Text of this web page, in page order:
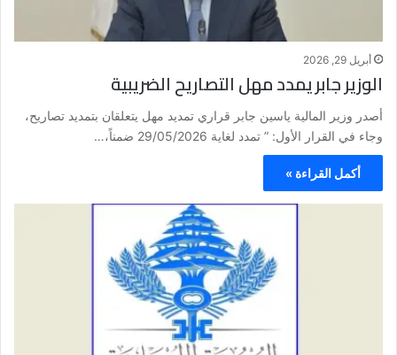
أبريل 29, 2026
الوزير جابر يمدد مهل التصاريح الضريبية
أصدر وزير المالية ياسين جابر قراري تمديد مهل يتعلقان بتمديد تصاريح،
وجاء في القرار الأول: ” تمدد لغاية 29/05/2026 ضمناً،…
أكمل القراءة »